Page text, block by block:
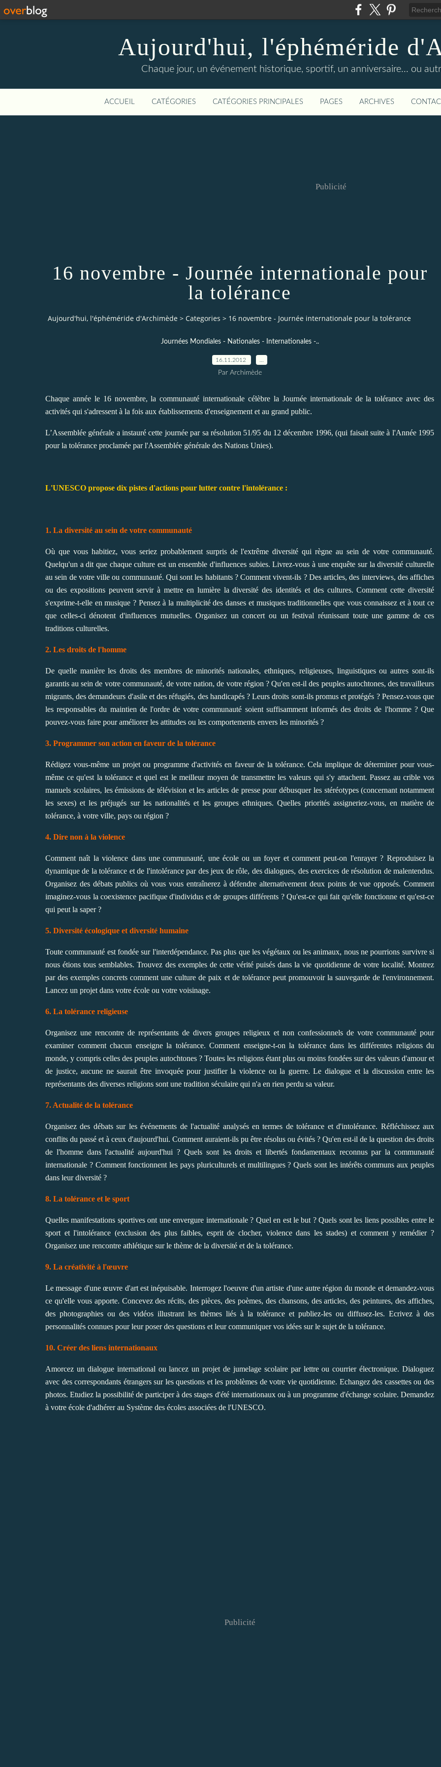
Aujourd'hui, l'éphéméride
Chaque jour, un événement historique, sportif, un anniversaire... ou
ACCUEIL CATÉGORIES CATÉGORIES PRINCIPALES PAGES ARCHIVES
Publicité
16 novembre - Journée internationale pour
la tolérance
Aujourd'hui, l'éphéméride d'Archimède > Categories > 16 novembre - Journée internationale pour la tolérance
Journées Mondiales - Nationales - Internationales -..
16.11.2012
Par Archimède
Chaque année le 16 novembre, la communauté internationale célèbre la Journée internationale de la tolérance avec des
activités qui s'adressent à la fois aux établissements d'enseignement et au grand public.
L’Assemblée générale a instauré cette journée par sa résolution 51/95 du 12 décembre 1996, (qui faisait suite à l'Année 1995
pour la tolérance proclamée par l'Assemblée générale des Nations Unies).
L'UNESCO propose dix pistes d'actions pour lutter contre l'intolérance :
1. La diversité au sein de votre communauté
Où que vous habitiez, vous seriez probablement surpris de l'extrême diversité qui règne au sein de votre communauté.
Quelqu'un a dit que chaque culture est un ensemble d'influences subies. Livrez-vous à une enquête sur la diversité culturelle
au sein de votre ville ou communauté. Qui sont les habitants ? Comment vivent-ils ? Des articles, des interviews, des affiches
ou des expositions peuvent servir à mettre en lumière la diversité des identités et des cultures. Comment cette diversité
s'exprime-t-elle en musique ? Pensez à la multiplicité des danses et musiques traditionnelles que vous connaissez et à tout ce
que celles-ci dénotent d'influences mutuelles. Organisez un concert ou un festival réunissant toute une gamme de ces
traditions culturelles.
2. Les droits de l'homme
De quelle manière les droits des membres de minorités nationales, ethniques, religieuses, linguistiques ou autres sont-ils
garantis au sein de votre communauté, de votre nation, de votre région ? Qu'en est-il des peuples autochtones, des travailleurs
migrants, des demandeurs d'asile et des réfugiés, des handicapés ? Leurs droits sont-ils promus et protégés ? Pensez-vous que
les responsables du maintien de l'ordre de votre communauté soient suffisamment informés des droits de l'homme ? Que
pouvez-vous faire pour améliorer les attitudes ou les comportements envers les minorités ?
3. Programmer son action en faveur de la tolérance
Rédigez vous-même un projet ou programme d'activités en faveur de la tolérance. Cela implique de déterminer pour vous-
même ce qu'est la tolérance et quel est le meilleur moyen de transmettre les valeurs qui s'y attachent. Passez au crible vos
manuels scolaires, les émissions de télévision et les articles de presse pour débusquer les stéréotypes (concernant notamment
les sexes) et les préjugés sur les nationalités et les groupes ethniques. Quelles priorités assigneriez-vous, en matière de
tolérance, à votre ville, pays ou région ?
4. Dire non à la violence
Comment naît la violence dans une communauté, une école ou un foyer et comment peut-on l'enrayer ? Reproduisez la
dynamique de la tolérance et de l'intolérance par des jeux de rôle, des dialogues, des exercices de résolution de malentendus.
Organisez des débats publics où vous vous entraînerez à défendre alternativement deux points de vue opposés. Comment
imaginez-vous la coexistence pacifique d'individus et de groupes différents ? Qu'est-ce qui fait qu'elle fonctionne et qu'est-ce
qui peut la saper ?
5. Diversité écologique et diversité humaine
Toute communauté est fondée sur l'interdépendance. Pas plus que les végétaux ou les animaux, nous ne pourrions survivre si
nous étions tous semblables. Trouvez des exemples de cette vérité puisés dans la vie quotidienne de votre localité. Montrez
par des exemples concrets comment une culture de paix et de tolérance peut promouvoir la sauvegarde de l'environnement.
Lancez un projet dans votre école ou votre voisinage.
6. La tolérance religieuse
Organisez une rencontre de représentants de divers groupes religieux et non confessionnels de votre communauté pour
examiner comment chacun enseigne la tolérance. Comment enseigne-t-on la tolérance dans les différentes religions du
monde, y compris celles des peuples autochtones ? Toutes les religions étant plus ou moins fondées sur des valeurs d'amour et
de justice, aucune ne saurait être invoquée pour justifier la violence ou la guerre. Le dialogue et la discussion entre les
représentants des diverses religions sont une tradition séculaire qui n'a en rien perdu sa valeur.
7. Actualité de la tolérance
Organisez des débats sur les événements de l'actualité analysés en termes de tolérance et d'intolérance. Réfléchissez aux
conflits du passé et à ceux d'aujourd'hui. Comment auraient-ils pu être résolus ou évités ? Qu'en est-il de la question des droits
de l'homme dans l'actualité aujourd'hui ? Quels sont les droits et libertés fondamentaux reconnus par la communauté
internationale ? Comment fonctionnent les pays pluriculturels et multilingues ? Quels sont les intérêts communs aux peuples
dans leur diversité ?
8. La tolérance et le sport
Quelles manifestations sportives ont une envergure internationale ? Quel en est le but ? Quels sont les liens possibles entre le
sport et l'intolérance (exclusion des plus faibles, esprit de clocher, violence dans les stades) et comment y remédier ?
Organisez une rencontre athlétique sur le thème de la diversité et de la tolérance.
9. La créativité à l'œuvre
Le message d'une œuvre d'art est inépuisable. Interrogez l'oeuvre d'un artiste d'une autre région du monde et demandez-vous
ce qu'elle vous apporte. Concevez des récits, des pièces, des poèmes, des chansons, des articles, des peintures, des affiches,
des photographies ou des vidéos illustrant les thèmes liés à la tolérance et publiez-les ou diffusez-les. Ecrivez à des
personnalités connues pour leur poser des questions et leur communiquer vos idées sur le sujet de la tolérance.
10. Créer des liens internationaux
Amorcez un dialogue international ou lancez un projet de jumelage scolaire par lettre ou courrier électronique. Dialoguez
avec des correspondants étrangers sur les questions et les problèmes de votre vie quotidienne. Echangez des cassettes ou des
photos. Etudiez la possibilité de participer à des stages d'été internationaux ou à un programme d'échange scolaire. Demandez
à votre école d'adhérer au Système des écoles associées de l'UNESCO.
Publicité